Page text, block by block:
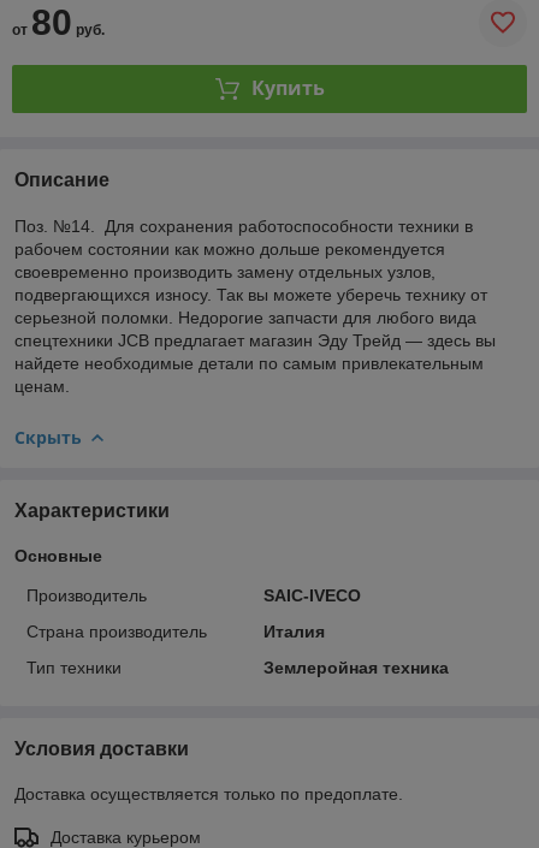
от 80 руб.
Купить
Описание
Поз. №14. Для сохранения работоспособности техники в
рабочем состоянии как можно дольше рекомендуется
своевременно производить замену отдельных узлов,
подвергающихся износу. Так вы можете уберечь технику от
серьезной поломки. Недорогие запчасти для любого вида
спецтехники JCB предлагает магазин Эду Трейд — здесь вы
найдете необходимые детали по самым привлекательным
ценам.
Скрыть
Характеристики
Основные
Производитель
SAIC-IVECO
Страна производитель
Италия
Тип техники
Землеройная техника
Условия доставки
Доставка осуществляется только по предоплате.
Доставка курьером